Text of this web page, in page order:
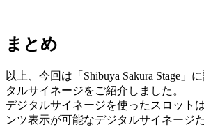
まとめ
以上、今回は「Shibuya Sakura Stage」
タルサイネージをご紹介しました。
デジタルサイネージを使ったスロット
ンツ表示が可能なデジタルサイネージ